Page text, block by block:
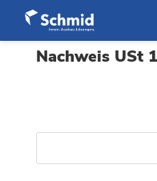
Nachweis USt